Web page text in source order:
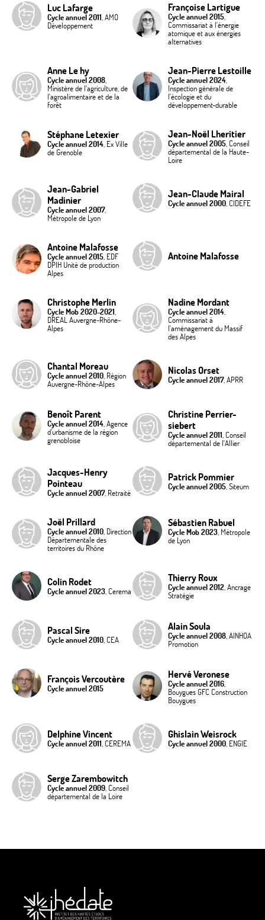
Luc Lafarge
Cycle annuel 2011, AMO
Développement
Françoise Lartigue
Cycle annuel 2015,
Commissariat à l'énergie
atomique et aux énergies
alternatives
Anne Le hy
Cycle annuel 2008,
Ministère de l'agriculture, de
l'agroalimentaire et de la
forêt
Jean-Pierre Lestoille
Cycle annuel 2024,
Inspection générale de
l'écologie et du
développement-durable
Stéphane Letexier
Cycle annuel 2014, Ex Ville
de Grenoble
Jean-Noël Lheritier
Cycle annuel 2005, Conseil
départemental de la Haute-
Loire
Jean-Gabriel
Madinier
Cycle annuel 2007,
Métropole de Lyon
Jean-Claude Mairal
Cycle annuel 2000, CIDEFE
Antoine Malafosse
Cycle annuel 2015, EDF
DPIH Unité de production
Alpes
Antoine Malafosse
Christophe Merlin
Cycle Mob 2020-2021,
DREAL Auvergne-Rhône-
Alpes
Nadine Mordant
Cycle annuel 2014,
Commissariat à
l'aménagement du Massif
des Alpes
Chantal Moreau
Cycle annuel 2010, Région
Auvergne-Rhône-Alpes
Nicolas Orset
Cycle annuel 2017, APRR
Benoît Parent
Cycle annuel 2014, Agence
d'urbanisme de la région
grenobloise
Christine Perrier-
siebert
Cycle annuel 2011, Conseil
départemental de l'Allier
Jacques-Henry
Pointeau
Cycle annuel 2007, Retraité
Patrick Pommier
Cycle annuel 2005, Siteum
Joël Prillard
Cycle annuel 2010, Direction
Départementale des
territoires du Rhône
Sébastien Rabuel
Cycle Mob 2023, Métropole
de Lyon
Colin Rodet
Cycle annuel 2023, Cerema
Thierry Roux
Cycle annuel 2012, Ancrage
Stratégie
Pascal Sire
Cycle annuel 2010, CEA
Alain Soula
Cycle annuel 2008, AINHOA
Promotion
François Vercoutère
Cycle annuel 2015
Hervé Veronese
Cycle annuel 2016,
Bouygues GFC Construction
Bouygues
Delphine Vincent
Cycle annuel 2011, CEREMA
Ghislain Weisrock
Cycle annuel 2000, ENGIE
Serge Zarembowitch
Cycle annuel 2009, Conseil
départemental de la Loire